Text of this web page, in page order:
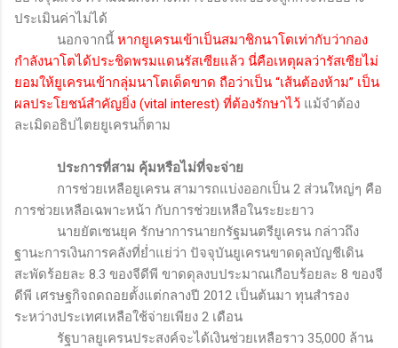
ประเมินค่าไม่ได้
นอกจากนี้ หากยูเครนเข้าเป็นสมาชิกนาโตเท่ากับว่ากอง
กำลังนาโตได้ประชิดพรมแดนรัสเซียแล้ว นี่คือเหตุผลว่ารัสเซียไม่
ยอมให้ยูเครนเข้ากลุ่มนาโตเด็ดขาด ถือว่าเป็น “เส้นต้องห้าม” เป็น
ผลประโยชน์สำคัญยิ่ง (vital interest) ที่ต้องรักษาไว้ แม้จำต้อง
ละเมิดอธิปไตยยูเครนก็ตาม
ประการที่สาม คุ้มหรือไม่ที่จะจ่าย
การช่วยเหลือยูเครน สามารถแบ่งออกเป็น 2 ส่วนใหญ่ๆ คือ
การช่วยเหลือเฉพาะหน้า กับการช่วยเหลือในระยะยาว
นายยัตเซนยุค รักษาการนายกรัฐมนตรียูเครน กล่าวถึง
ฐานะการเงินการคลังที่ย่ำแย่ว่า ปัจจุบันยูเครนขาดดุลบัญชีเดิน
สะพัดร้อยละ 8.3 ของจีดีพี ขาดดุลงบประมาณเกือบร้อยละ 8 ของจี
ดีพี เศรษฐกิจถดถอยตั้งแต่กลางปี 2012 เป็นต้นมา ทุนสำรอง
ระหว่างประเทศเหลือใช้จ่ายเพียง 2 เดือน
รัฐบาลยูเครนประสงค์จะได้เงินช่วยเหลือราว 35,000 ล้าน